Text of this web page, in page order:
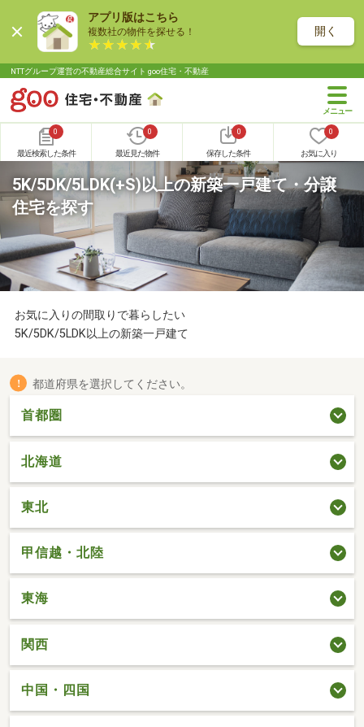
アプリ版はこちら
複数社の物件を探せる！ 開く
NTTグループ運営の不動産総合サイト goo住宅・不動産
0
最近検索した条件
0
最近見た物件
0
保存した条件
0
お気に入り
5K/5DK/5LDK(+S)以上の新築一戸建て・分譲
住宅を探す
お気に入りの間取りで暮らしたい
5K/5DK/5LDK以上の新築一戸建て
都道府県を選択してください。
首都圏
北海道
東北
甲信越・北陸
東海
関西
中国・四国